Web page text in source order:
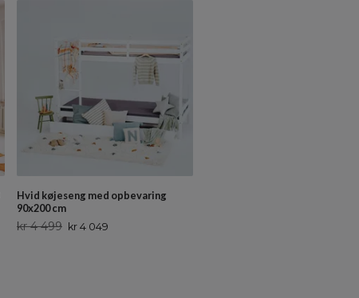
Hvid køjeseng med opbevaring
90x200 cm
kr 4 499 kr 4 049